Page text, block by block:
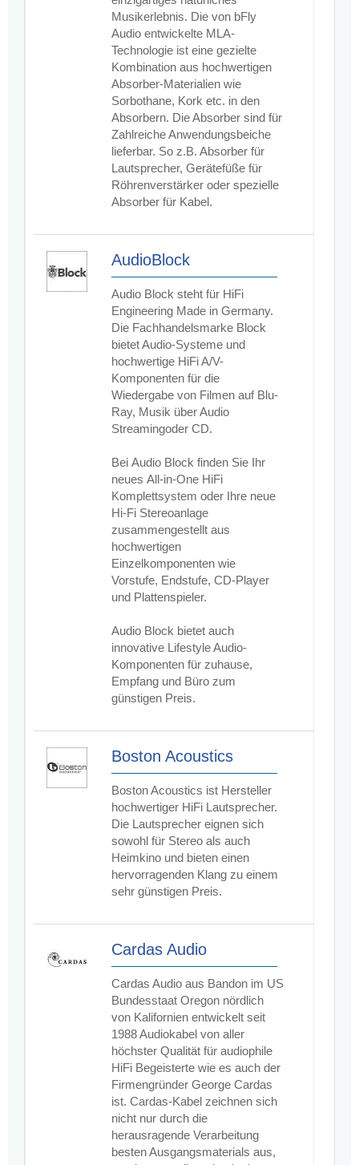
Musikerlebnis. Die von bFly
Audio entwickelte MLA-
Technologie ist eine gezielte
Kombination aus hochwertigen
Absorber-Materialien wie
Sorbothane, Kork etc. in den
Absorbern. Die Absorber sind für
Zahlreiche Anwendungsbeiche
lieferbar. So z.B. Absorber für
Lautsprecher, Gerätefüße für
Röhrenverstärker oder spezielle
Absorber für Kabel.
AudioBlock
Audio Block steht für HiFi
Engineering Made in Germany.
Die Fachhandelsmarke Block
bietet Audio-Systeme und
hochwertige HiFi A/V-
Komponenten für die
Wiedergabe von Filmen auf Blu-
Ray, Musik über Audio
Streamingoder CD.
BeiAudio Block finden Sie Ihr
neuesAll-in-One HiFi
Komplettsystem oder Ihre neue
Hi-Fi Stereoanlage
zusammengestellt aus
hochwertigen
Einzelkomponenten wie
Vorstufe, Endstufe, CD-Player
und Plattenspieler.
Audio Block bietet auch
innovative Lifestyle Audio-
Komponenten für zuhause,
Empfang und Büro zum
günstigen Preis.
Boston Acoustics
Boston Acoustics ist Hersteller
hochwertiger HiFi Lautsprecher.
Die Lautsprecher eignen sich
sowohl für Stereo als auch
Heimkino und bieten einen
hervorragenden Klang zu einem
sehr günstigen Preis.
Cardas Audio
Cardas Audio aus Bandon im US
Bundesstaat Oregon nördlich
von Kalifornien entwickelt seit
1988 Audiokabel von aller
höchster Qualität für audiophile
HiFi Begeisterte wie es auch der
Firmengründer George Cardas
ist. Cardas-Kabel zeichnen sich
nicht nur durch die
herausragende Verarbeitung
besten Ausgangsmaterials aus,